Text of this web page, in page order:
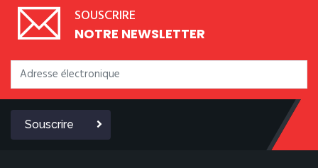
SOUSCRIRE
NOTRE NEWSLETTER
Souscrire